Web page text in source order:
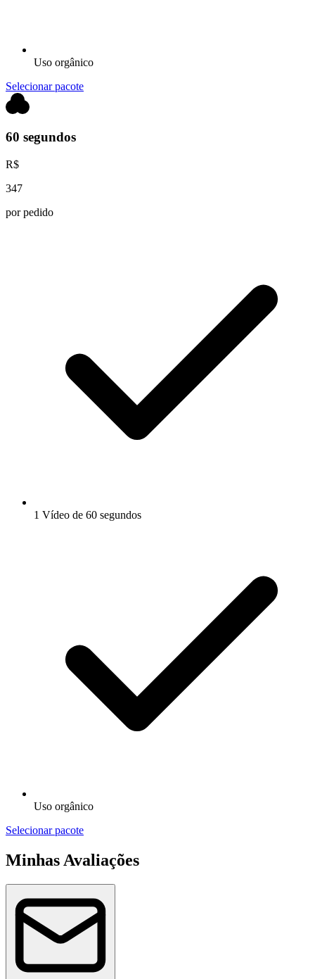
Uso orgânico
Selecionar pacote
60 segundos
R$
347
por pedido
1 Vídeo de 60 segundos
Uso orgânico
Selecionar pacote
Minhas Avaliações